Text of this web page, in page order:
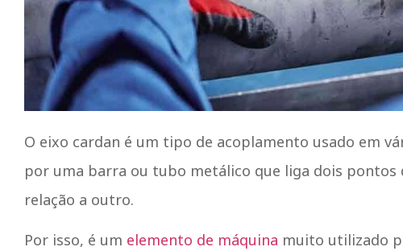
O eixo cardan é um tipo de acoplamento usado em
por uma barra ou tubo metálico que liga dois
relação a outro.
Por isso, é um elemento de máquina muito utilizado